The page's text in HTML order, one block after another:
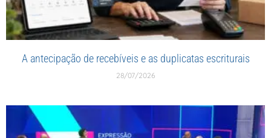
A antecipação de recebíveis e as duplicatas escriturais
28/07/2026